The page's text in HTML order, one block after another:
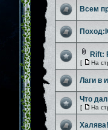
Всем
Rift:
[ На
Лаги в
Что
[ На